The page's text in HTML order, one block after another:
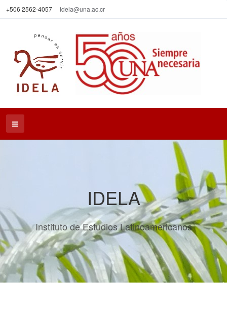
+506 2562-4057 idela@una.ac.cr
IDELA
Instituto de Estudios Latinoamericanos